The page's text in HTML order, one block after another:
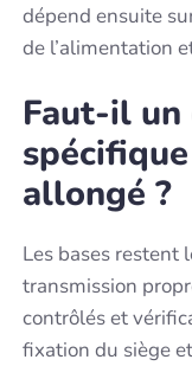
dépend ensuite
de l’alimentation
Faut-il
allongé ?
Les bases restent
transmission
contrôlés et
fixation du siège